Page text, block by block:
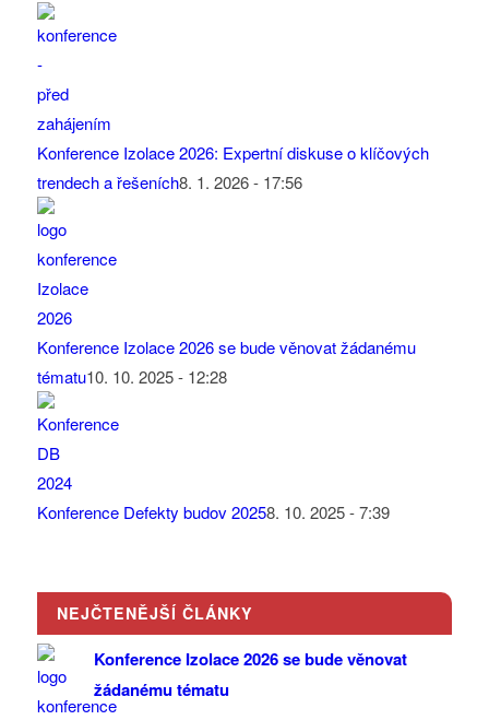
Konference Izolace 2026: Expertní diskuse o klíčových
trendech a řešeních8. 1. 2026 - 17:56
Konference Izolace 2026 se bude věnovat žádanému
tématu10. 10. 2025 - 12:28
Konference Defekty budov 20258. 10. 2025 - 7:39
NEJČTENĚJŠÍ ČLÁNKY
Konference Izolace 2026 se bude věnovat
žádanému tématu